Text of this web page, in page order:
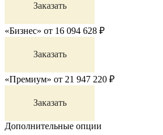
Заказать
«Бизнес» от 16 094 628 ₽
Заказать
«Премиум» от 21 947 220 ₽
Заказать
Дополнительные опции